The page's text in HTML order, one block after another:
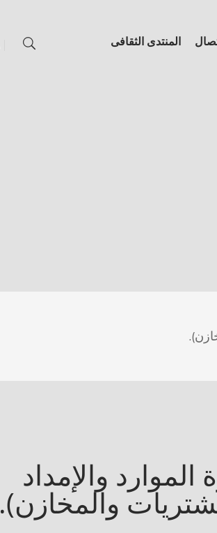
المنتدى الثقافى
الموارد والإمداد
والمخازن).